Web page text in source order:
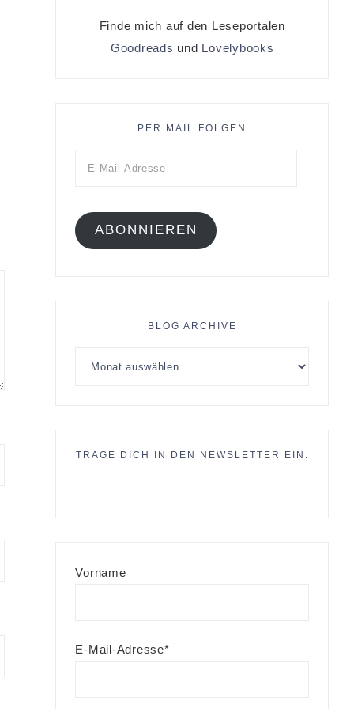
Finde mich auf den Leseportalen
Goodreads und Lovelybooks
PER MAIL FOLGEN
ABONNIEREN
BLOG ARCHIVE
TRAGE DICH IN DEN NEWSLETTER EIN.
Vorname
E-Mail-Adresse*